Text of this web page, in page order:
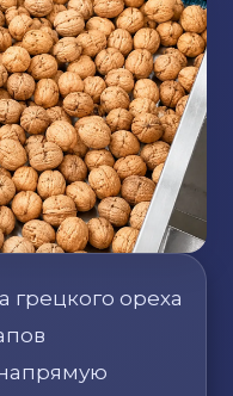
грецкого ореха